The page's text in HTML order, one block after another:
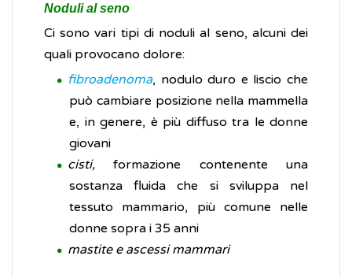
Noduli al seno
Ci sono vari tipi di noduli al seno, alcuni dei
quali provocano dolore:
fibroadenoma, nodulo duro e liscio che
può cambiare posizione nella mammella
e, in genere, è più diffuso tra le donne
giovani
cisti, formazione contenente una
sostanza fluida che si sviluppa nel
tessuto mammario, più comune nelle
donne sopra i 35 anni
mastitee ascessi mammari